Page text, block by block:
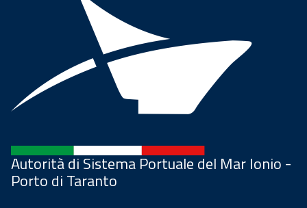
Autorità di Sistema Portuale del Mar Ionio -
Porto di Taranto